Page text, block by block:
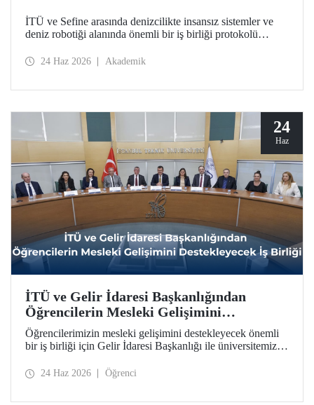
İTÜ ve Sefine arasında denizcilikte insansız sistemler ve
deniz robotiği alanında önemli bir iş birliği protokolü
24 Haz 2026 Akademik
24
Haz
İTÜ ve Gelir İdaresi Başkanlığından
Öğrencilerin Mesleki Gelişimini
Destekleyecek İş Birliği
Öğrencilerimizin mesleki gelişimini destekleyecek önemli
bir iş birliği için Gelir İdaresi Başkanlığı ile üniversitemiz
24 Haz 2026 Öğrenci